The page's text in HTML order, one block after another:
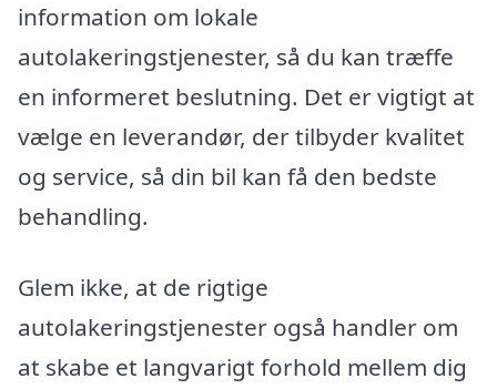
information om lokale
autolakeringstjenester, så du kan træffe
en informeret beslutning. Det er vigtigt at
vælge en leverandør, der tilbyder kvalitet
og service, så din bil kan få den bedste
behandling.
Glem ikke, at de rigtige
autolakeringstjenester også handler om
at skabe et langvarigt forhold mellem dig